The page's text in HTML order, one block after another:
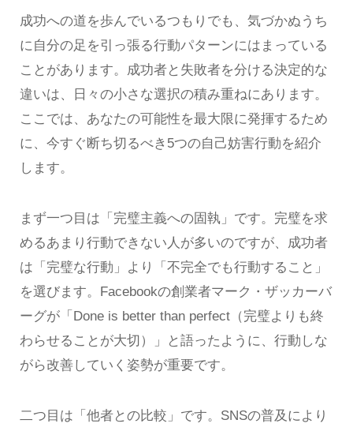
成功への道を歩んでいるつもりでも、気づかぬうち
に自分の足を引っ張る行動パターンにはまっている
ことがあります。成功者と失敗者を分ける決定的な
違いは、日々の小さな選択の積み重ねにあります。
ここでは、あなたの可能性を最大限に発揮するため
に、今すぐ断ち切るべき5つの自己妨害行動を紹介
します。
まず一つ目は「完璧主義への固執」です。完璧を求
めるあまり行動できない人が多いのですが、成功者
は「完璧な行動」より「不完全でも行動すること」
を選びます。Facebookの創業者マーク・ザッカーバ
ーグが「Done is better than perfect（完璧よりも終
わらせることが大切）」と語ったように、行動しな
がら改善していく姿勢が重要です。
二つ目は「他者との比較」です。SNSの普及により